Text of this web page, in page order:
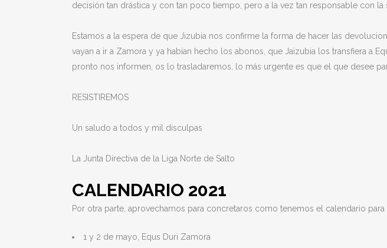
decisión tan drástica y con tan poco tiempo, pero a la vez tan responsable con la
Estamos a la espera de que Jizubia nos confirme la forma de hacer las
vayan a ir a Zamora y ya habían hecho los abonos, que Jaizubia los transfiera a
pronto nos informen, os lo trasladaremos, lo más urgente es que el que desee
RESISTIREMOS
Un saludo a todos y mil disculpas
La Junta Directiva de la Liga Norte de Salto
CALENDARIO 2021
Por otra parte, aprovechamos para concretaros como tenemos el calendario
1 y 2 de mayo, Equs Duri Zamora